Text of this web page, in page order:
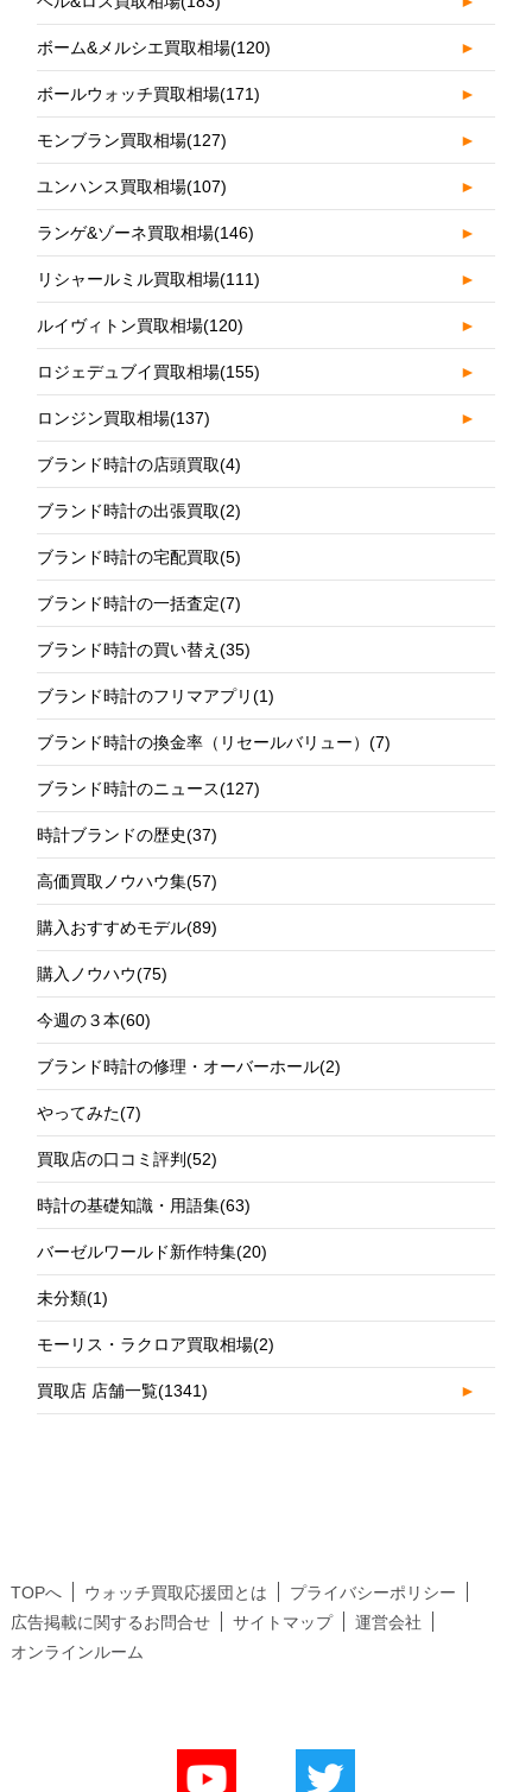
ボーム&メルシエ買取相場(120) ►
ボールウォッチ買取相場(171) ►
モンブラン買取相場(127) ►
ユンハンス買取相場(107) ►
ランゲ&ゾーネ買取相場(146) ►
リシャールミル買取相場(111) ►
ルイヴィトン買取相場(120) ►
ロジェデュブイ買取相場(155) ►
ロンジン買取相場(137) ►
ブランド時計の店頭買取(4)
ブランド時計の出張買取(2)
ブランド時計の宅配買取(5)
ブランド時計の一括査定(7)
ブランド時計の買い替え(35)
ブランド時計のフリマアプリ(1)
ブランド時計の換金率（リセールバリュー）(7)
ブランド時計のニュース(127)
時計ブランドの歴史(37)
高価買取ノウハウ集(57)
購入おすすめモデル(89)
購入ノウハウ(75)
今週の３本(60)
ブランド時計の修理・オーバーホール(2)
やってみた(7)
買取店の口コミ評判(52)
時計の基礎知識・用語集(63)
バーゼルワールド新作特集(20)
未分類(1)
モーリス・ラクロア買取相場(2)
買取店 店舗一覧(1341) ►
TOPへ ウォッチ買取応援団とは
プライバシーポリシー
広告掲載に関するお問合せ
サイトマップ
運営会社
オンラインルーム